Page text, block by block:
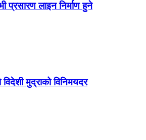
लाइन निर्माण हुने
विदेशी मुद्राको विनिमयदर